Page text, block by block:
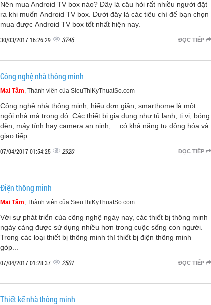
Nên mua Android TV box nào? Đây là câu hỏi rất nhiều người đặt
ra khi muốn Android TV box. Dưới đây là các tiêu chí để bạn chọn
mua được Android TV box tốt nhất hiện nay.
ĐỌC TIẾP
30/03/2017 16:26:29 3746
Công nghệ nhà thông minh
Mai Tâm, Thành viên của SieuThiKyThuatSo.com
Công nghệ nhà thông minh, hiểu đơn giản, smarthome là một
ngôi nhà mà trong đó: Các thiết bị gia dụng như tủ lạnh, ti vi, bóng
đèn, máy tính hay camera an ninh,… có khả năng tự động hóa và
giao tiếp...
ĐỌC TIẾP
07/04/2017 01:54:25 2920
Điện thông minh
Mai Tâm, Thành viên của SieuThiKyThuatSo.com
Với sự phát triển của công nghệ ngày nay, các thiết bị thông minh
ngày càng được sử dụng nhiều hơn trong cuộc sống con người.
Trong các loại thiết bị thông minh thì thiết bị điện thông minh
góp...
ĐỌC TIẾP
07/04/2017 01:28:37 2501
Thiết kế nhà thông minh